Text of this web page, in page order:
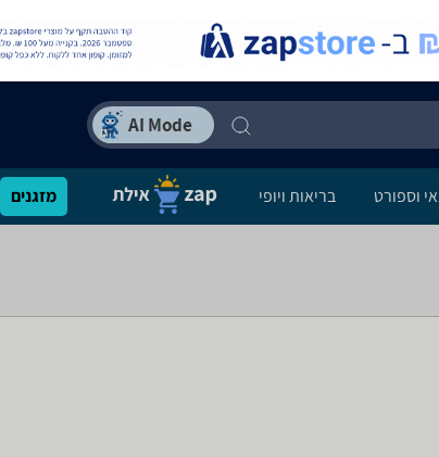
וספורט בריאות ויופי מזגנים